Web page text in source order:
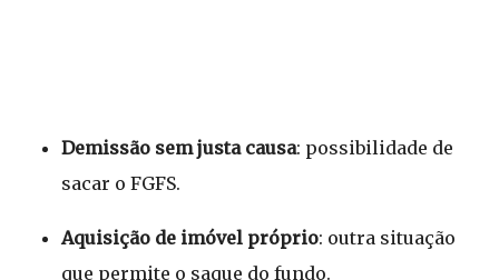
Demissão sem justa causa: possibilidade de
sacar o FGFS.
Aquisição de imóvel próprio: outra situação
que permite o saque do fundo.